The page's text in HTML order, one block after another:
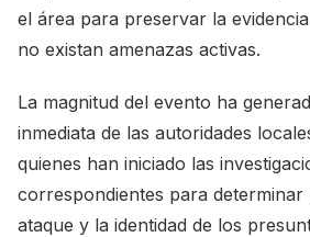
el área para preservar la
no existan amenazas activas.
La magnitud del evento ha
inmediata de las autoridades
quienes han iniciado las
correspondientes para determinar
ataque y la identidad de los